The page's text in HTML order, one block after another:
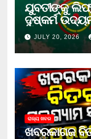
ଯୁବତୀଙ୍କୁ
ଦୁଷ୍କର୍ମ ଉଦ୍ୟମ
ଜେଲ ଗଲା
JULY 20, 2026
ରାଜ୍ୟ ଖବର
ଖବରକାଗଜ